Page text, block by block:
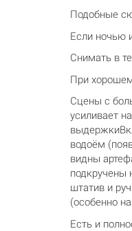
Подобные
Если ночью
Снимать в
При
Сцены с
усиливает
водоём
видны
подкручены
штатив и
(особенно
Есть и